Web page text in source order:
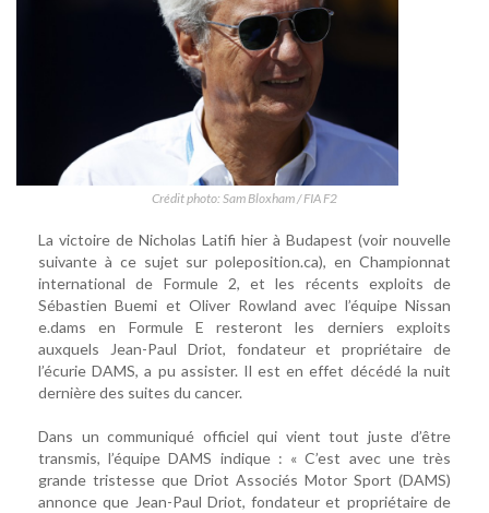
Crédit photo: Sam Bloxham / FIA F2
La victoire de Nicholas Latifi hier à Budapest (voir nouvelle
suivante à ce sujet sur poleposition.ca), en Championnat
international de Formule 2, et les récents exploits de
Sébastien Buemi et Oliver Rowland avec l’équipe Nissan
e.dams en Formule E resteront les derniers exploits
auxquels Jean-Paul Driot, fondateur et propriétaire de
l’écurie DAMS, a pu assister. Il est en effet décédé la nuit
dernière des suites du cancer.
Dans un communiqué officiel qui vient tout juste d’être
transmis, l’équipe DAMS indique : « C’est avec une très
grande tristesse que Driot Associés Motor Sport (DAMS)
annonce que Jean-Paul Driot, fondateur et propriétaire de